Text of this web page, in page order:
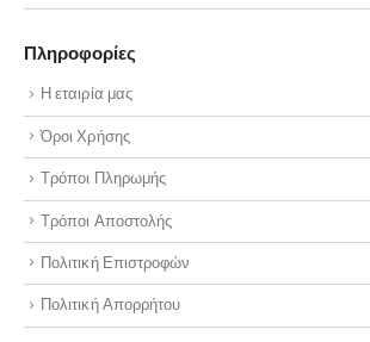
Πληροφορίες
Η εταιρία μας
Όροι Χρήσης
Τρόποι Πληρωμής
Τρόποι Αποστολής
Πολιτική Επιστροφών
Πολιτική Απορρήτου